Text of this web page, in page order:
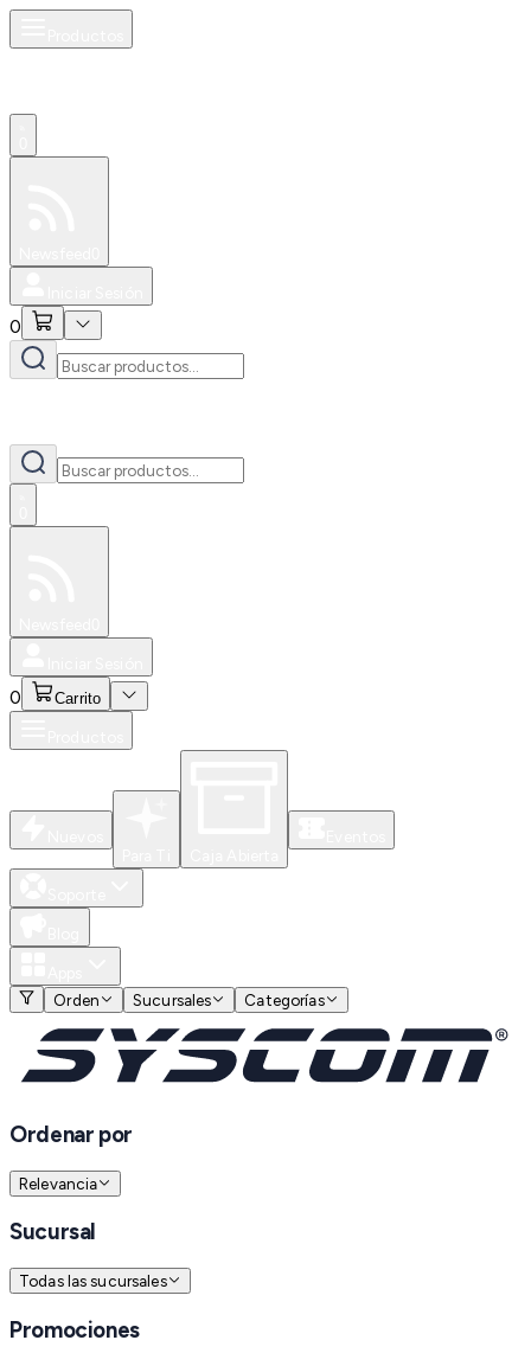
0
0 Carrito
Orden
Sucursales Categorías
Ordenar por
Relevancia
Sucursal
Todas las sucursales
Promociones